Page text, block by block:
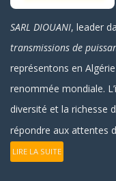
SARL DIOUANI, leader
transmissions de
représentons en
renommée mondiale.
diversité et la richesse
répondre aux attentes
LIRE LA SUITE